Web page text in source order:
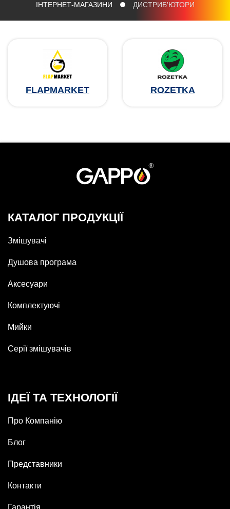
ІНТЕРНЕТ-МАГАЗИНИ ДИСТРИБ'ЮТОРИ
FLAPMARKET ROZETKA
КАТАЛОГ ПРОДУКЦІЇ
Змішувачі
Душова програма
Аксесуари
Комплектуючі
Мийки
Серії змішувачів
ІДЕЇ ТА ТЕХНОЛОГІЇ
Про Компанію
Блог
Представники
Контакти
Гарантія